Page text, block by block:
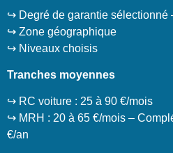
↪️ Degré de garantie sélectionné
↪️ Zone géographique
↪️ Niveaux choisis
Tranches moyennes
↪️ RC voiture : 25 à 90 €/mois
↪️ MRH : 20 à 65 €/mois –
€/an